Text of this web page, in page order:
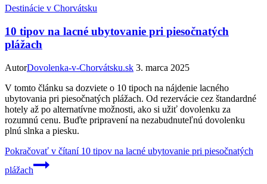
Destinácie v Chorvátsku
10 tipov na lacné ubytovanie pri piesočnatých
plážach
AutorDovolenka-v-Chorvátsku.sk 3. marca 2025
V tomto článku sa dozviete o 10 tipoch na nájdenie lacného
ubytovania pri piesočnatých plážach. Od rezervácie cez štandardné
hotely až po alternatívne možnosti, ako si užiť dovolenku za
rozumnú cenu. Buďte pripravení na nezabudnuteľnú dovolenku
plnú slnka a piesku.
Pokračovať v čítaní10 tipov na lacné ubytovanie pri piesočnatých
plážach